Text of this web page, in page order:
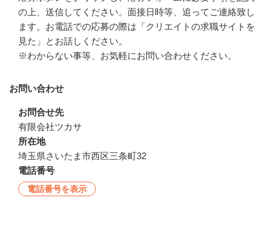
の上、送信してください。面接日時等、追ってご連絡致し
ます。お電話での応募の際は「クリエイトの求職サイトを
見た」とお話しください。
※わからない事等、お気軽にお問い合わせください。
お問い合わせ
お問合せ先
有限会社ツカサ
所在地
埼玉県さいたま市西区三条町32
電話番号
電話番号を表示